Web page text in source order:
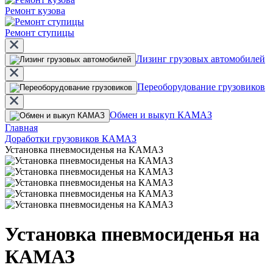
Ремонт кузова
Ремонт ступицы
Лизинг грузовых автомобилей
Переоборудование грузовиков
Обмен и выкуп КАМАЗ
Главная
Доработки грузовиков КАМАЗ
Установка пневмосиденья на КАМАЗ
Установка пневмосиденья на
КАМАЗ